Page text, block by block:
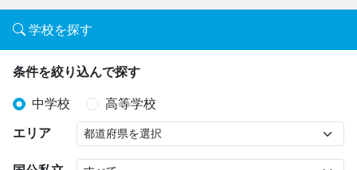
学校を探す
条件を絞り込んで探す
中学校 高等学校
エリア